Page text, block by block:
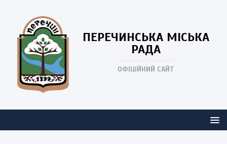
ПЕРЕЧИНСЬКА МІСЬКА
РАДА
ОФІЦІЙНИЙ САЙТ